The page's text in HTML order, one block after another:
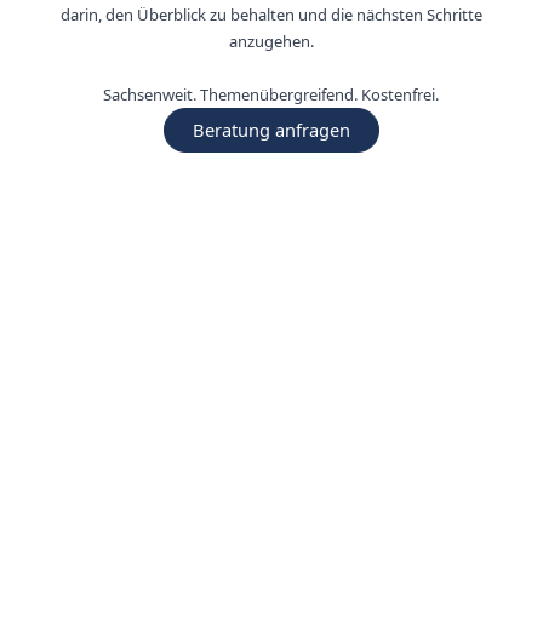
darin, den Überblick zu behalten und die nächsten Schritte
anzugehen.
Sachsenweit. Themenübergreifend. Kostenfrei.
Beratung anfragen